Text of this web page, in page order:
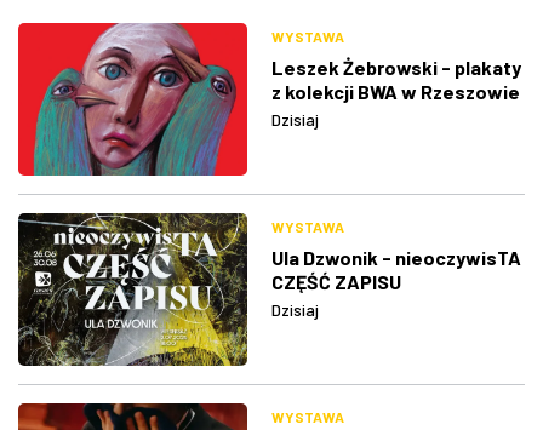
WYSTAWA
Leszek Żebrowski - plakaty
z kolekcji BWA w Rzeszowie
Dzisiaj
WYSTAWA
Ula Dzwonik - nieoczywisTA
CZĘŚĆ ZAPISU
Dzisiaj
WYSTAWA